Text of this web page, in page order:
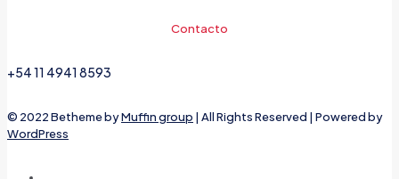
Contacto
+54 11 4941 8593
© 2022 Betheme byMuffin group | All Rights Reserved | Powered by
WordPress